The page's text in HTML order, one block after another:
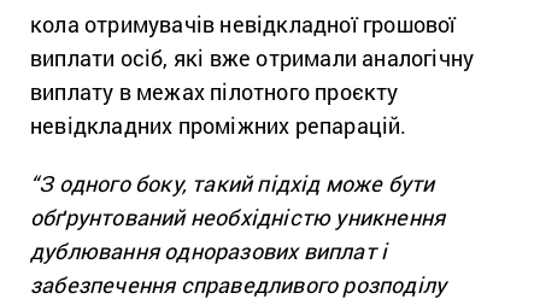
кола отримувачів невідкладної грошової
виплати осіб, які вже отримали аналогічну
виплату в межах пілотного проєкту
невідкладних проміжних репарацій.
“З одного боку, такий підхід може бути
обґрунтований необхідністю уникнення
дублювання одноразових виплат і
забезпечення справедливого розподілу